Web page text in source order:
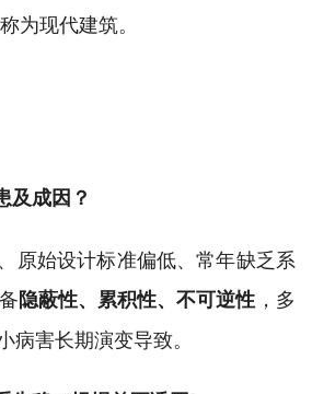
为现代建筑。
及成因？
原始设计标准偏低、常年缺乏系
隐蔽性、累积性、不可逆性 ，多
害长期演变导致。